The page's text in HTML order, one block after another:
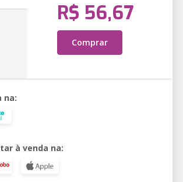
R$ 56,67
Comprar
na:
à venda na: